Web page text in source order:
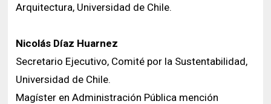
Arquitectura, Universidad de Chile.
Nicolás Díaz Huarnez
Secretario Ejecutivo, Comité por la Sustentabilidad,
Universidad de Chile.
Magíster en Administración Pública mención